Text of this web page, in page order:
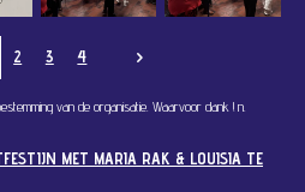
2 3 4
van de organisatie. Waarvoor dank ! n.
MET MARIA RAK & LOUISIA TE